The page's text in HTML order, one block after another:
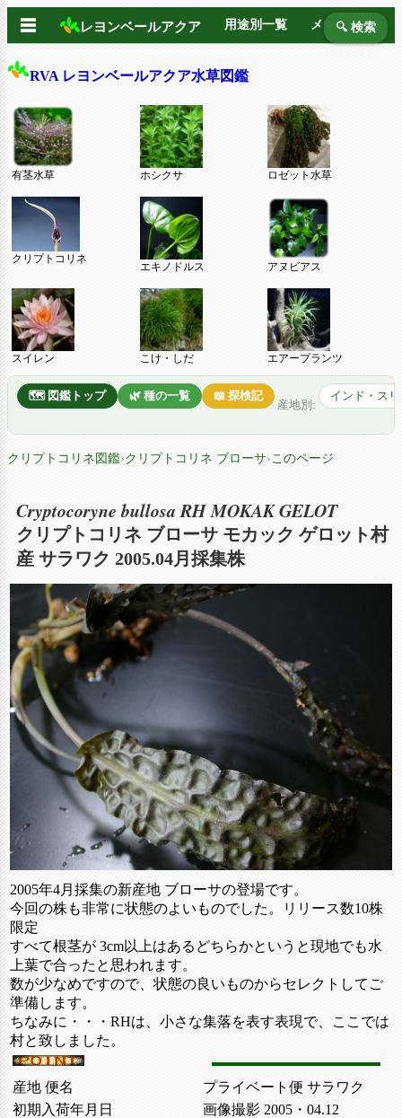
☰ レヨンベールアクア 用途別一覧 メーカー別
🔍 検索
RVA レヨンベールアクア水草図鑑
有茎水草 ホシクサ ロゼット水草
クリプトコリネ
エキノドルス アヌビアス
スイレン こけ・しだ エアープランツ
🗺️ 図鑑トップ 🌿 種の一覧 📖 探検記
産地別:
インド・ス
クリプトコリネ図鑑›クリプトコリネ ブローサ› このページ
Cryptocoryne bullosa RH MOKAK GELOT
クリプトコリネ ブローサ モカック ゲロット村
産 サラワク 2005.04月採集株
2005年4月採集の新産地 ブローサの登場です。
今回の株も非常に状態のよいものでした。リリース数10株
限定
すべて根茎が 3cm以上はあるどちらかというと現地でも水
上葉で合ったと思われます。
数が少なめですので、状態の良いものからセレクトしてご
準備します。
ちなみに・・・RHは、小さな集落を表す表現で、ここでは
村と致しました。
産地 便名
プライベート便 サラワク
初期入荷年月日
画像撮影 2005・04.12